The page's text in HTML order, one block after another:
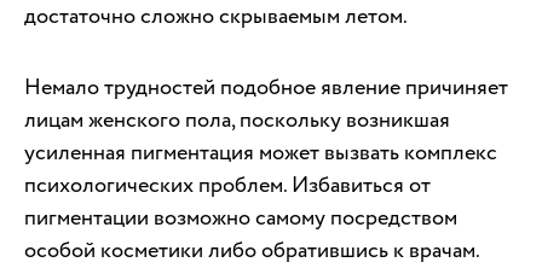
достаточно сложно скрываемым летом.
Немало трудностей подобное явление причиняет
лицам женского пола, поскольку возникшая
усиленная пигментация может вызвать комплекс
психологических проблем. Избавиться от
пигментации возможно самому посредством
особой косметики либо обратившись к врачам.